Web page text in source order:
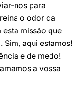
nos para
o odor da
esta missão que
Sim, aqui estamos!
e de medo!
a vossa